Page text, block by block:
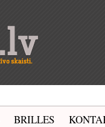
BRILLES